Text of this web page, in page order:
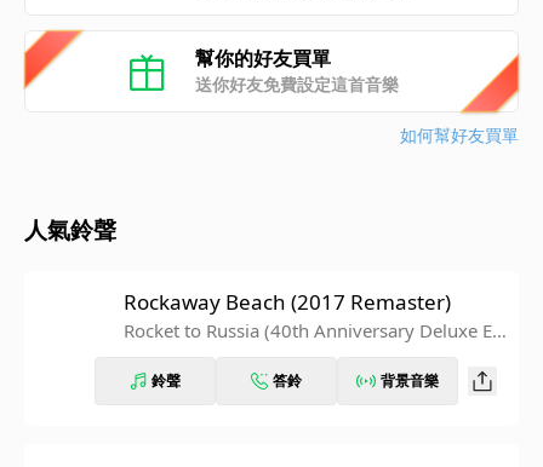
幫你的好友買單
送你好友免費設定這首音樂
如何幫好友買單
人氣鈴聲
Rockaway Beach (2017 Remaster)
Rocket to Russia (40th Anniversary Deluxe Ed
鈴聲 答鈴 背景音樂